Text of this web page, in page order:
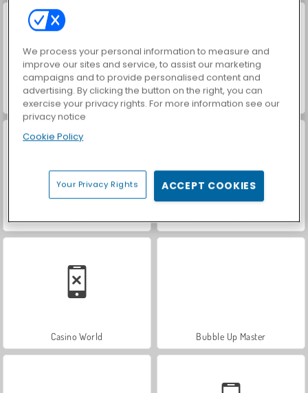
Farm Merge Valley Car Parking City Duel
Let's Fish! Bubble Shooter Free 2
Casino World Bubble Up Master
We process your personal information to measure and
improve our sites and service, to assist our marketing
campaigns and to provide personalised content and
advertising. By clicking the button on the right, you can
exercise your privacy rights. For more information see our
privacy notice
Cookie Policy
Your Privacy Rights ACCEPT COOKIES